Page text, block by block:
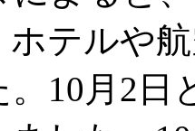
ホテルや
。10月2日